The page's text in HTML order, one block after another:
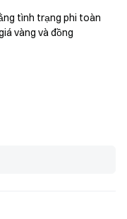
tình trạng phi toàn
vàng và đồng